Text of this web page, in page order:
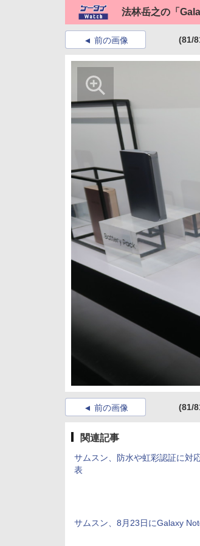
法林岳之の「
前の画像 (81/
前の画像 (81/
関連記事
サムスン、防水や虹彩認証に対
表
サムスン、8月23日にGalaxy